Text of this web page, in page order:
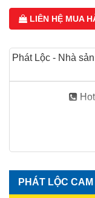
LIÊN HỆ MUA
Phát Lộc - Nhà
PHÁT LỘC